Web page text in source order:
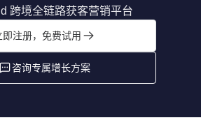
跨境全链路获客营销平台
即注册，免费试用
咨询专属增长方案